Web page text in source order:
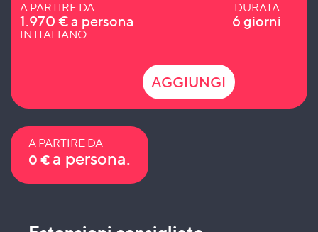
A PARTIRE DA
1.970 €a persona
IN ITALIANO
DURATA
6 giorni
AGGIUNGI
A PARTIRE DA
0 € a persona.